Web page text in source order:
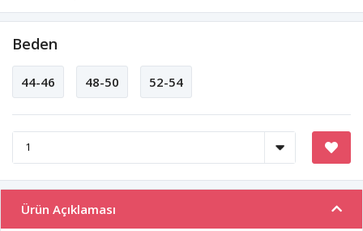
Beden
44-46 48-50 52-54
Ürün Açıklaması